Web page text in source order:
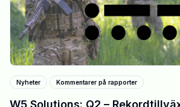
Nyheter Kommentarer på rapporter
W5 Solutions: Q2 –